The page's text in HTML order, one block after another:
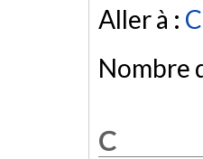
Aller à : C
Nombre
C